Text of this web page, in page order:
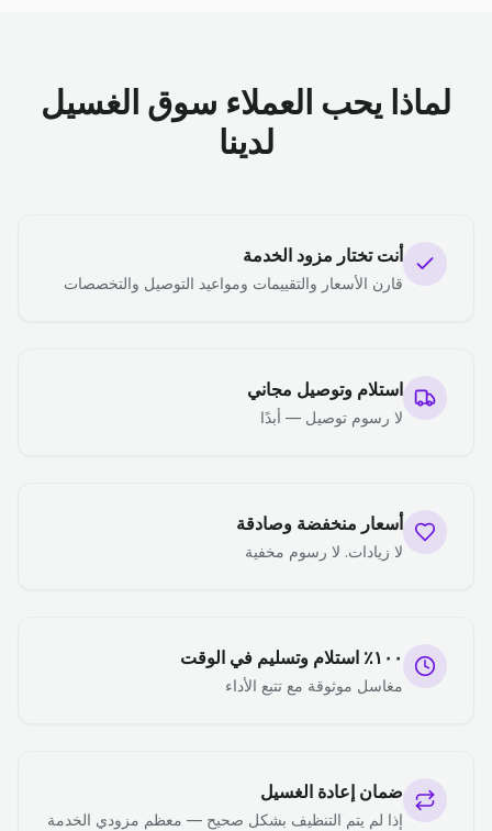
لماذا يحب العملاء سوق الغسيل
لدينا
أنت تختار مزود الخدمة
قارن الأسعار والتقييمات ومواعيد التوصيل والتخصصات
استلام وتوصيل مجاني
لا رسوم توصيل — أبدًا
أسعار منخفضة وصادقة
لا زيادات. لا رسوم مخفية
١٠٠٪ استلام وتسليم في الوقت
مغاسل موثوقة مع تتبع الأداء
ضمان إعادة الغسيل
إذا لم يتم التنظيف بشكل صحيح — معظم مزودي الخدمة